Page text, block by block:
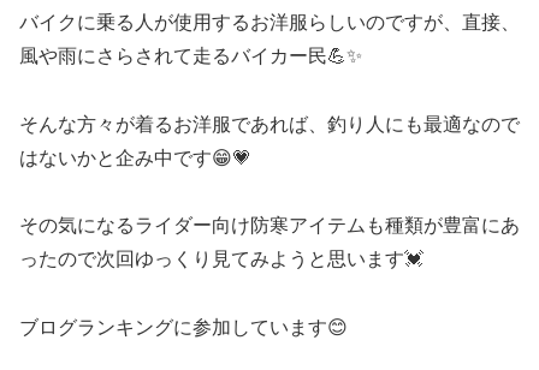
バイクに乗る人が使用するお洋服らしいのですが、直接、
風や雨にさらされて走るバイカー民💪✨
そんな方々が着るお洋服であれば、釣り人にも最適なので
はないかと企み中です😁💗
その気になるライダー向け防寒アイテムも種類が豊富にあ
ったので次回ゆっくり見てみようと思います💓
ブログランキングに参加しています😊